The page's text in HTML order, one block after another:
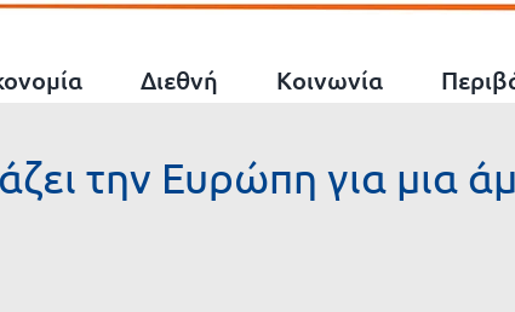
Διεθνή Κοινωνία
την Ευρώπη για μια